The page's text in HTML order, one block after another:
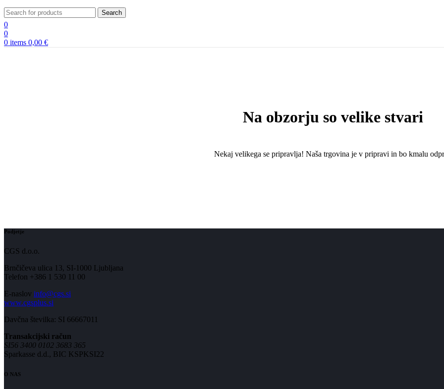
Search
0
0
0 items 0,00 €
Na obzorju so velike stvari
Nekaj ​​velikega se pripravlja! Naša trgovina je v pripravi in ​​bo kmalu
Podjetje
CGS d.o.o.
Brnčičeva ulica 13, SI-1000 Ljubljana
Telefon +386 1 530 11 00
E-naslov info@cgs.si
www.cgsplus.si
Davčna številka: SI 66667011
Transakcijski račun
SI56 3400 0102 3683 365
Sparkasse d.d., BIC KSPKSI22
O NAS